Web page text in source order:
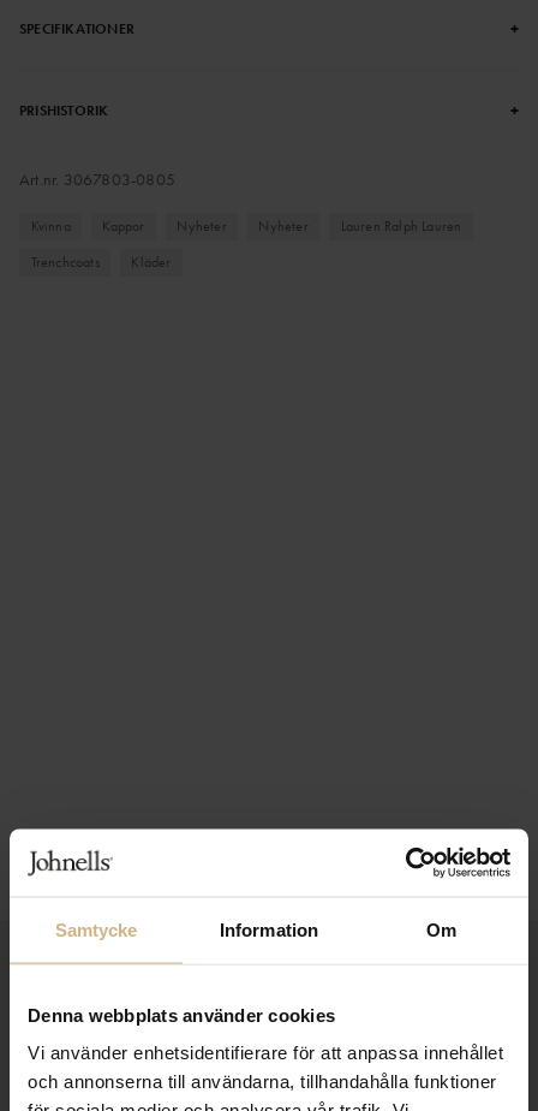
Samtycke Information Om
Denna webbplats använder cookies
Vi använder enhetsidentifierare för att anpassa innehållet
och annonserna till användarna, tillhandahålla funktioner
SPECIFIKATIONER +
PRISHISTORIK +
Art.nr. 3067803-0805
Kvinna Kappor Nyheter Nyheter
Lauren Ralph Lauren
Trenchcoats
Kläder
1-3 VARDAGARS LEVERANS
FRI FRAKT FRÅN 999 KR
SAMLA BONUS I KUNDKLUBBEN